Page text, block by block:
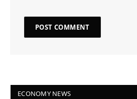
ECONOMY NEWS